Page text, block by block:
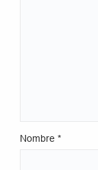
Nombre*